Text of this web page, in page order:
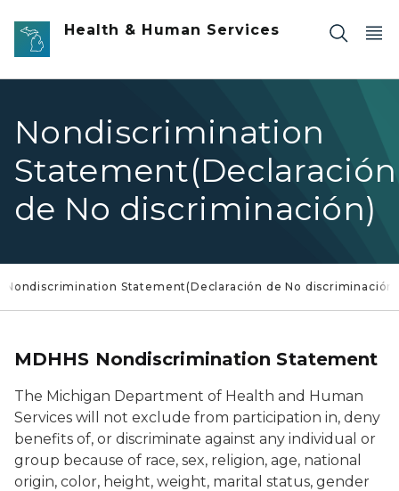
Skip to main content
Health & Human Services
Nondiscrimination
Statement(Declaración
de No discriminación)
Nondiscrimination Statement(Declaración de No discriminación)
MDHHS Nondiscrimination Statement
The Michigan Department of Health and Human
Services will not exclude from participation in, deny
benefits of, or discriminate against any individual or
group because of race, sex, religion, age, national
origin, color, height, weight, marital status, gender